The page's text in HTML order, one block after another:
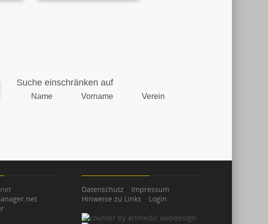
Suche einschränken auf
Name Vorname Verein
Datenschutz
Impressum
Hinweise zu Links
Login